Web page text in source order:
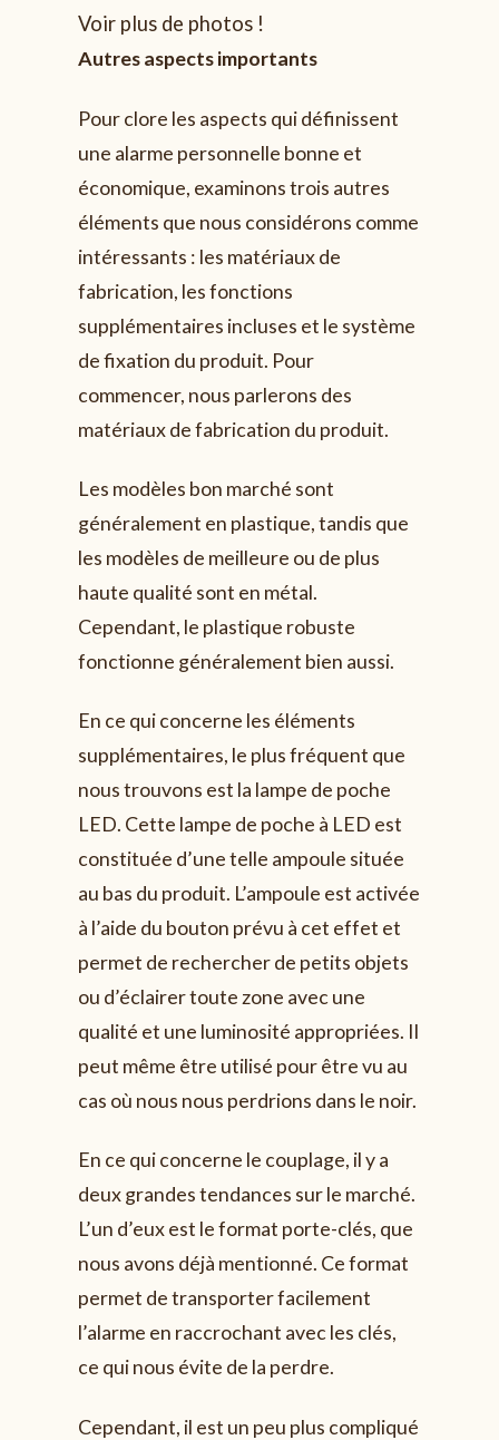
Voir plus de photos !
Autres aspects importants
Pour clore les aspects qui définissent
une alarme personnelle bonne et
économique, examinons trois autres
éléments que nous considérons comme
intéressants : les matériaux de
fabrication, les fonctions
supplémentaires incluses et le système
de fixation du produit. Pour
commencer, nous parlerons des
matériaux de fabrication du produit.
Les modèles bon marché sont
généralement en plastique, tandis que
les modèles de meilleure ou de plus
haute qualité sont en métal.
Cependant, le plastique robuste
fonctionne généralement bien aussi.
En ce qui concerne les éléments
supplémentaires, le plus fréquent que
nous trouvons est la lampe de poche
LED. Cette lampe de poche à LED est
constituée d’une telle ampoule située
au bas du produit. L’ampoule est activée
à l’aide du bouton prévu à cet effet et
permet de rechercher de petits objets
ou d’éclairer toute zone avec une
qualité et une luminosité appropriées. Il
peut même être utilisé pour être vu au
cas où nous nous perdrions dans le noir.
En ce qui concerne le couplage, il y a
deux grandes tendances sur le marché.
L’un d’eux est le format porte-clés, que
nous avons déjà mentionné. Ce format
permet de transporter facilement
l’alarme en raccrochant avec les clés,
ce qui nous évite de la perdre.
Cependant, il est un peu plus compliqué